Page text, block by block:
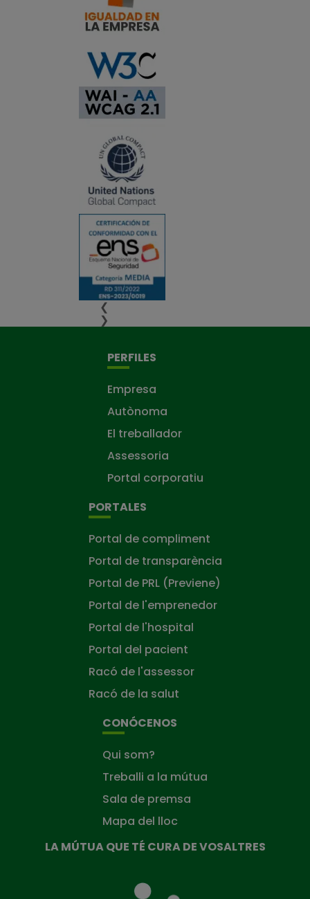
❮
❯
PERFILES
Empresa
Autònoma
El treballador
Assessoria
Portal corporatiu
PORTALES
Portal de compliment
Portal de transparència
Portal de PRL (Previene)
Portal de l'emprenedor
Portal de l'hospital
Portal del pacient
Racó de l'assessor
Racó de la salut
CONÓCENOS
Qui som?
Treballi a la mútua
Sala de premsa
Mapa del lloc
LA MÚTUA QUE TÉ CURA DE VOSALTRES
Mútua